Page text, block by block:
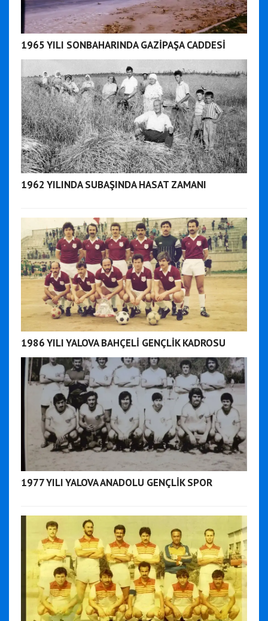
1965 YILI SONBAHARINDA GAZİPAŞA CADDESİ
1962 YILINDA SUBAŞINDA HASAT ZAMANI
1986 YILI YALOVA BAHÇELİ GENÇLİK KADROSU
1977 YILI YALOVA ANADOLU GENÇLİK SPOR